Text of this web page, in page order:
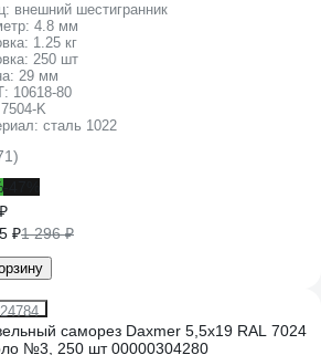
внешний шестигранник
4.8 мм
1.25 кг
250 шт
29 мм
10618-80
7504-K
сталь 1022
₽1 296 ₽
саморез Daxmer 5,5х19 RAL 7024
№3, 250 шт 00000304280